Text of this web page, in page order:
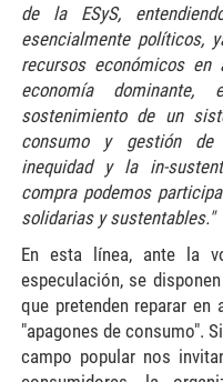
de la ESyS,
esencialmente políticos,
recursos económicos
economía dominante,
sostenimiento de un
consumo y gestión de
inequidad y la in-
compra podemos
solidarias y sustentables."
En esta línea, ante la
especulación, se
que pretenden reparar
"apagones de consumo".
campo popular nos